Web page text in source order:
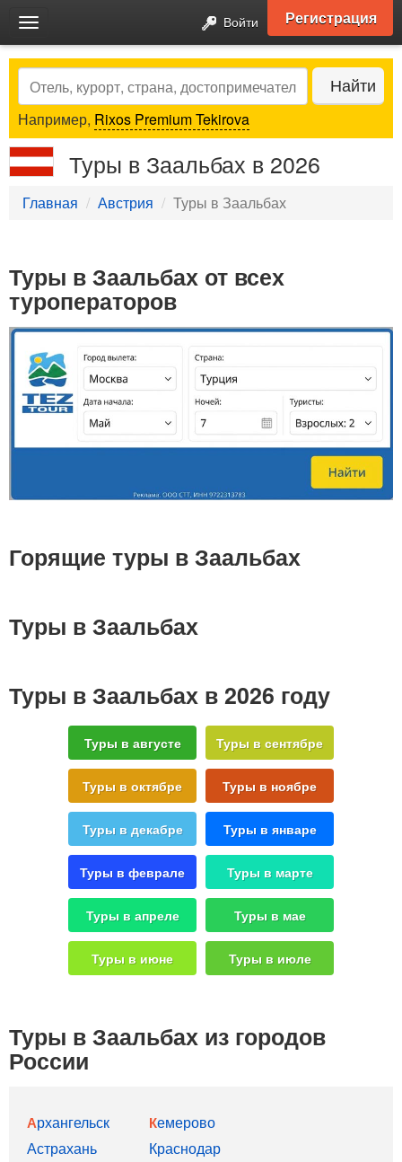
Toggle
navigation
Войти Регистрация
Search Найти
Например, Rixos Premium Tekirova
Туры в Заальбах в 2026
Главная Австрия Туры в Заальбах
Туры в Заальбах от всех
туроператоров
Горящие туры в Заальбах
Туры в Заальбах
Туры в Заальбах в 2026 году
Туры в августе Туры в сентябре
Туры в октябре Туры в ноябре
Туры в декабре Туры в январе
Туры в феврале Туры в марте
Туры в апреле Туры в мае
Туры в июне Туры в июле
Туры в Заальбах из городов
России
Архангельск
Астрахань
Кемерово
Краснодар